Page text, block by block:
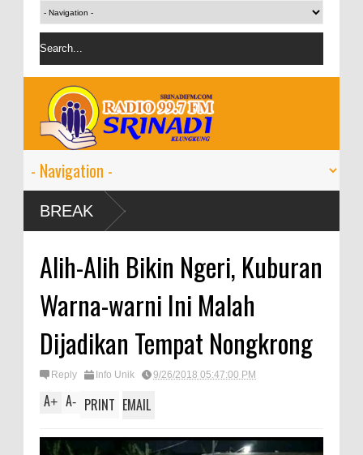
BREAK
Alih-Alih Bikin Ngeri, Kuburan
Warna-warni Ini Malah
Dijadikan Tempat Nongkrong
Reply Info Unik 9/26/2018 05:47:00 PM
A+ A- PRINT EMAIL